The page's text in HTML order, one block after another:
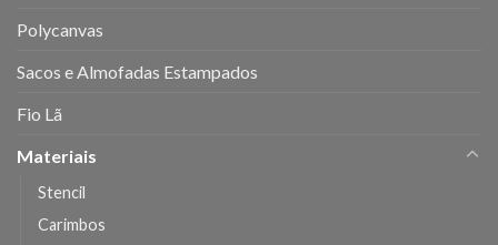
Polycanvas
Sacos e Almofadas Estampados
Fio Lã
Materiais
Stencil
Carimbos